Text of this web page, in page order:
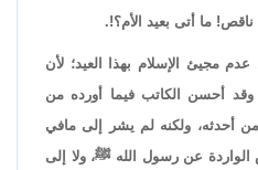
ناقص! ما أتى بعيد الأم؟!.
مجيئ الإسلام بهذا العيد؛ لأن
وقد أحسن الكاتب فيما أورده من
أحدثه، ولكنه لم يشر إلى مافي
عن رسول الله ﷺ، ولا إلى